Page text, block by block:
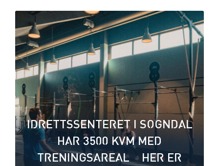
IDRETTSSENTERET I SOGNDAL
HAR 3500 KVM MED
TRENINGSAREAL – HER ER